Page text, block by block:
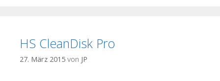
HS CleanDisk Pro
27. März 2015 von JP